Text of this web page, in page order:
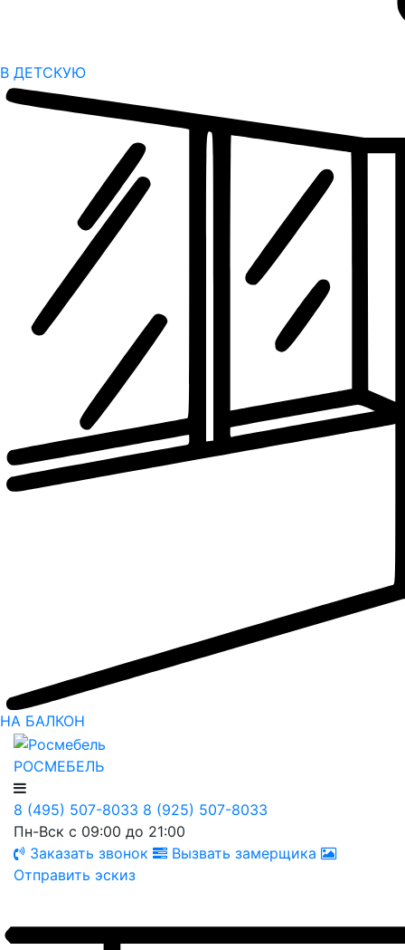
В ДЕТСКУЮ
НА БАЛКОН
РОСМЕБЕЛЬ
8 (495) 507-8033 8 (925) 507-8033
Пн-Вск с 09:00 до 21:00
Заказать звонок
Вызвать замерщика
Отправить эскиз